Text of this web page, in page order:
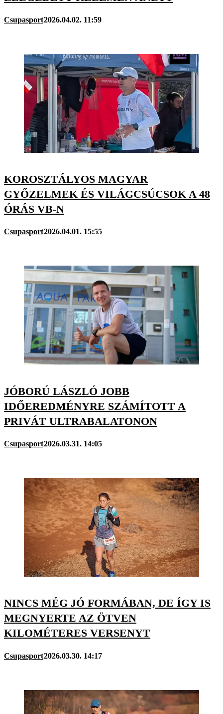
Csupasport2026.04.02. 11:59
KOROSZTÁLYOS MAGYAR
GYŐZELMEK ÉS VILÁGCSÚCSOK A 48
ÓRÁS VB-N
Csupasport2026.04.01. 15:55
JÓBORÚ LÁSZLÓ JOBB
IDŐEREDMÉNYRE SZÁMÍTOTT A
PRIVÁT ULTRABALATONON
Csupasport2026.03.31. 14:05
NINCS MÉG JÓ FORMÁBAN, DE ÍGY IS
MEGNYERTE AZ ÖTVEN
KILOMÉTERES VERSENYT
Csupasport2026.03.30. 14:17